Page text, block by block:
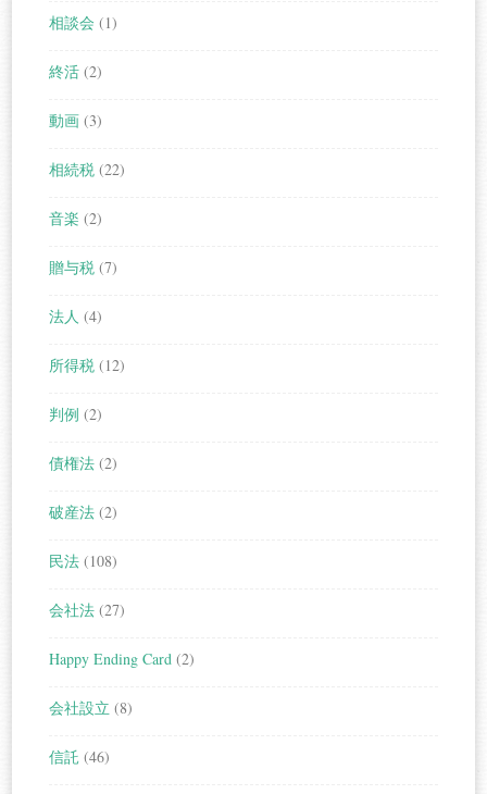
相談会 (1)
終活 (2)
動画 (3)
相続税 (22)
音楽 (2)
贈与税 (7)
法人 (4)
所得税 (12)
判例 (2)
債権法 (2)
破産法 (2)
民法 (108)
会社法 (27)
Happy Ending Card (2)
会社設立 (8)
信託 (46)